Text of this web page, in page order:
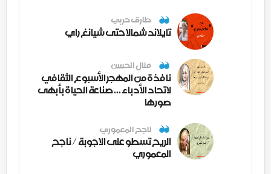
طارق حربي
تايلاند شمالا حتى شيانغ راي
منال الحسن
نافذة من المهجر الأسبوع الثقافي
لاتحاد الأدباء ... صناعة الحياة بأبهى
صورها
ناجح المعموري
الريح تسطو على الاجوبة / ناجح
المعموري